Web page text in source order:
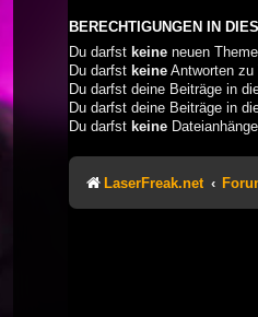
BERECHTIGUNGEN IN
Du darfst keine neuen
Du darfst keine Antworten zu
Du darfst deine Beiträge in
Du darfst deine Beiträge in
Du darfst keine
LaserFreak.net